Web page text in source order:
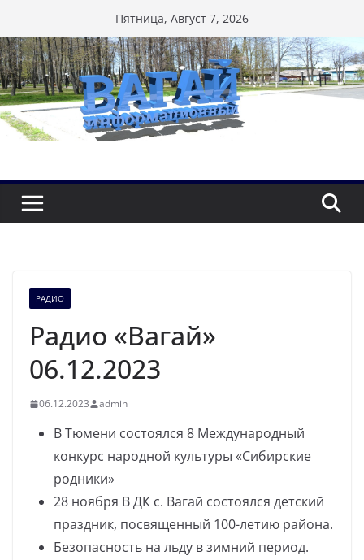
к
содержимому
Пятница, Август 7, 2026
РАДИО
Радио «Вагай»
06.12.2023
06.12.2023 admin
В Тюмени состоялся 8 Международный
конкурс народной культуры «Сибирские
родники»
28 ноября В ДК с. Вагай состоялся детский
праздник, посвященный 100-летию района.
Безопасность на льду в зимний период.